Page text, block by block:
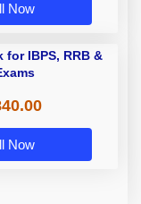
Now
for IBPS, RRB &
Now